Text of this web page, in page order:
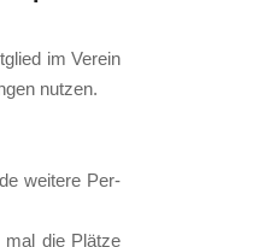
im Ver­ein
nut­zen.
wei­te­re Per­
die Plät­ze